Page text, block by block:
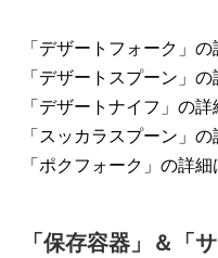
「デザートフォーク」の
「デザートスプーン」の
「デザートナイフ」の詳
「スッカラスプーン」の
「ポクフォーク」の詳細
「保存容器」＆「